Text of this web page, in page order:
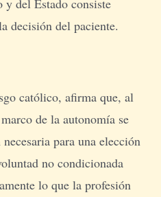
decisión del paciente.
católico, afirma que, al
de la autonomía se
para una elección
no condicionada
lo que la profesión